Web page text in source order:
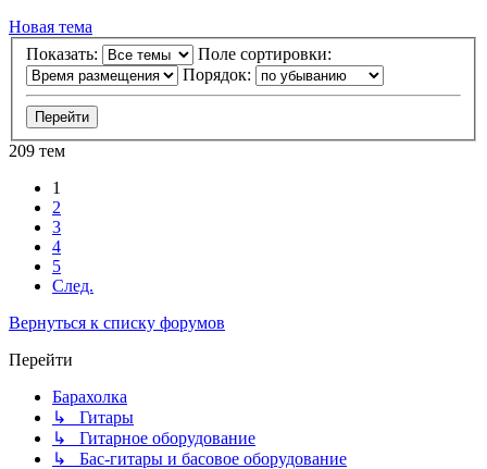
Новая тема
Показать:
Поле сортировки:
Порядок:
209 тем
1
2
3
4
5
След.
Вернуться к списку форумов
Перейти
Барахолка
↳ Гитары
↳ Гитарное оборудование
↳ Бас-гитары и басовое оборудование